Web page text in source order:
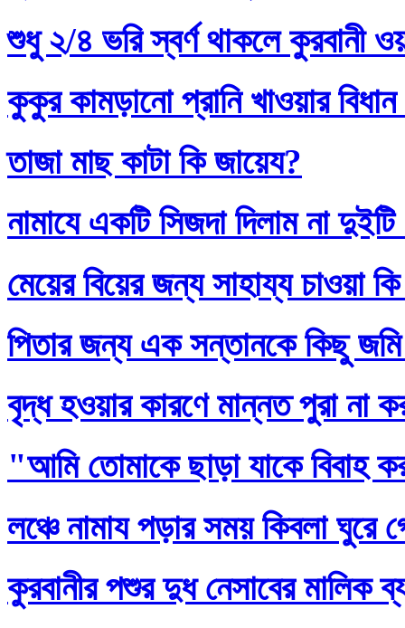
শুধু ২/৪ ভরি স্বর্ণ থাকলে কুরবানী
কুকুর কামড়ানো প্রানি খাওয়ার
তাজা মাছ কাটা কি জায়েয?
নামাযে একটি সিজদা দিলাম না
মেয়ের বিয়ের জন্য সাহায্য চাওয়া
পিতার জন্য এক সন্তানকে কিছু জমি
বৃদ্ধ হওয়ার কারণে মান্নত পুরা না
"আমি তোমাকে ছাড়া যাকে
লঞ্চে নামায পড়ার সময় কিবলা ঘুরে
কুরবানীর পশুর দুধ নেসাবের মালিক